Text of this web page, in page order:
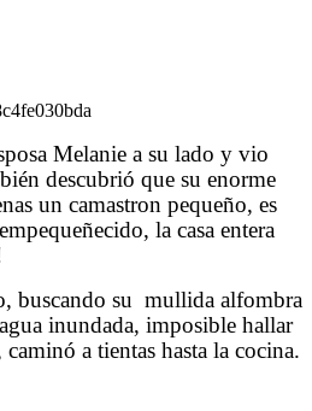
Melanie a su lado y vio
descubrió que su enorme
un camastron pequeño, es
la casa entera
buscando su mullida alfombra
inundada, imposible hallar
a tientas hasta la cocina.